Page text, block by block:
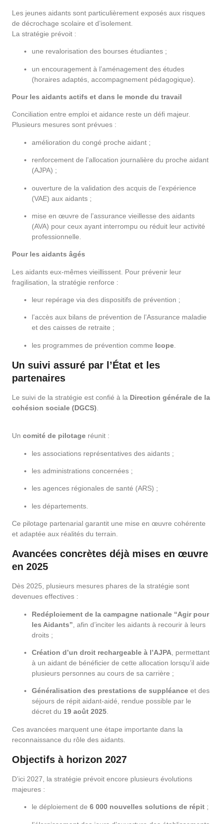
Les jeunes aidants sont particulièrement exposés aux risques
de décrochage scolaire et d’isolement.
La stratégie prévoit :
une revalorisation des bourses étudiantes ;
un encouragement à l’aménagement des études
(horaires adaptés, accompagnement pédagogique).
Pour les aidants actifs et dans le monde du travail
Conciliation entre emploi et aidance reste un défi majeur.
Plusieurs mesures sont prévues :
amélioration du congé proche aidant ;
renforcement de l’allocation journalière du proche aidant
(AJPA) ;
ouverture de la validation des acquis de l’expérience
(VAE) aux aidants ;
mise en œuvre de l’assurance vieillesse des aidants
(AVA) pour ceux ayant interrompu ou réduit leur activité
professionnelle.
Pour les aidants âgés
Les aidants eux-mêmes vieillissent. Pour prévenir leur
fragilisation, la stratégie renforce :
leur repérage via des dispositifs de prévention ;
l’accès aux bilans de prévention de l’Assurance maladie
et des caisses de retraite ;
les programmes de prévention comme Icope
Un suivi assuré par l’État et les
partenaires
Le suivi de la stratégie est confié à la Direction générale de la
cohésion sociale (DGCS)
Un comité de pilotage réunit :
les associations représentatives des aidants ;
les administrations concernées ;
les agences régionales de santé (ARS) ;
les départements.
Ce pilotage partenarial garantit une mise en œuvre cohérente
et adaptée aux réalités du terrain.
Avancées concrètes déjà mises en œuvre
en 2025
Dès 2025, plusieurs mesures phares de la stratégie sont
devenues effectives :
Redéploiement de la campagne nationale “Agir pour
les Aidants” , afin d’inciter les aidants à recourir à leurs
droits ;
Création d’un droit rechargeable à l’AJPA , permettant
à un aidant de bénéficier de cette allocation lorsqu’il aide
plusieurs personnes au cours de sa carrière ;
Généralisation des prestations de suppléance et des
séjours de répit aidant-aidé, rendue possible par le
décret du 19 août 2025.
Ces avancées marquent une étape importante dans la
reconnaissance du rôle des aidants.
Objectifs à horizon 2027
D’ici 2027, la stratégie prévoit encore plusieurs évolutions
majeures :
le déploiement de 6 000 nouvelles solutions de répit ;